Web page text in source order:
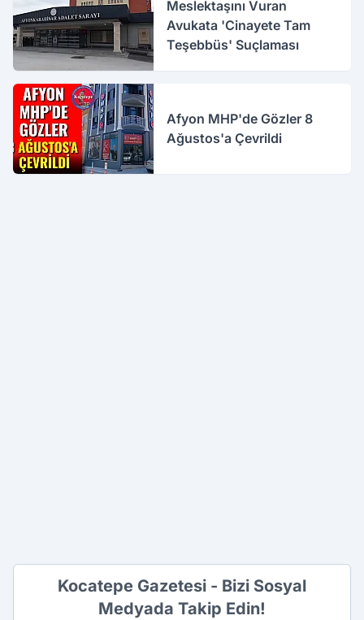
Meslektaşını Vuran
Avukata 'Cinayete Tam
Teşebbüs' Suçlaması
Afyon MHP'de Gözler 8
Ağustos'a Çevrildi
Kocatepe Gazetesi - Bizi Sosyal
Medyada Takip Edin!